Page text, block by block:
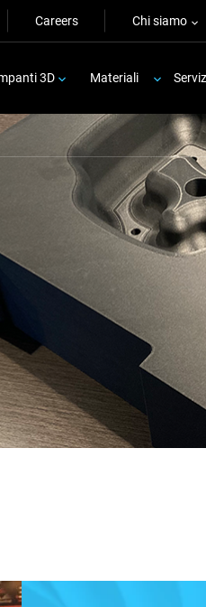
Careers Chi siamo
3D Materiali